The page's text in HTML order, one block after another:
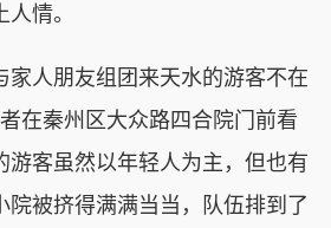
情。
人朋友组团来天水的游客不在
在秦州区大众路四合院门前看
游客虽然以年轻人为主，但也有
院被挤得满满当当，队伍排到了